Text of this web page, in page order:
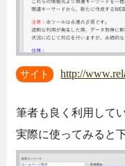
サイト http://
筆者も良く利用して
実際に使ってみると